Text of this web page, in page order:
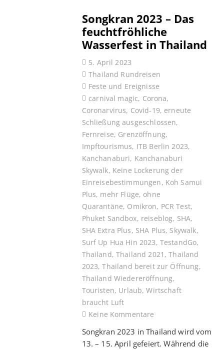
Songkran 2023 – Das
feuchtfröhliche
Wasserfest in Thailand
5. April 2023
Thailand Rundreisen
Feste und Ereignisse
carnival magic, Corona,
Coronarvirus, Covid-19, erneute
Schließung ausgeschlossen,
Fernreise, Grenzöffnung,
Impftourismus, ITB Berlin 2023,
Kanchanaburi, Kanchanaburi
Skywalk, Keine Lockerung der
Einreisebestimmungen, Koh Samui
Plus, mehr Flüge, ohne
Quarantäne, Omikron, PCR Test,
Phuket Sandbox, reiseblog, SHA,
SHA Extra Plus, SHA Plus, Skywalk,
Surf Up Hua Hin 2023, TestandGo,
Thailand,Thailand 2021 ,Thailand
2023,Thailand bereit zur Öffnung,
Thailand Wiedereröffnung,
Touristen, Urlaub,Wirtschaft
braucht Luft
Keine Kommentare
Songkran 2023 in Thailand wird vom
13. – 15. April gefeiert. Während die